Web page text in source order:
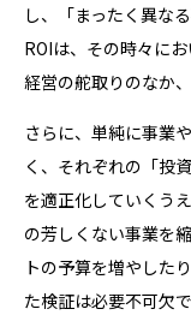
し、「まったく異な
ROIは、その時々に
経営の舵取りのなか
さらに、単純に事業
く、それぞれの「投
を適正化していくう
の芳しくない事業を
トの予算を増やした
た検証は必要不可欠で